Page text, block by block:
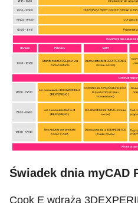
Świadek dnia myCAD
Cook E wdraża